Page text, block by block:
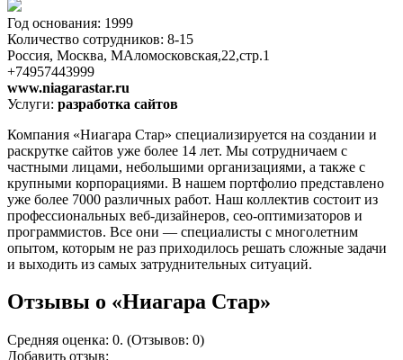
Год основания: 1999
Количество сотрудников: 8-15
Россия, Москва, МАломосковская,22,стр.1
+74957443999
www.niagarastar.ru
Услуги: разработка сайтов
Компания «Ниагара Стар» специализируется на создании и
раскрутке сайтов уже более 14 лет. Мы сотрудничаем с
частными лицами, небольшими организациями, а также с
крупными корпорациями. В нашем портфолио представлено
уже более 7000 различных работ. Наш коллектив состоит из
профессиональных веб-дизайнеров, сео-оптимизаторов и
программистов. Все они — специалисты с многолетним
опытом, которым не раз приходилось решать сложные задачи
и выходить из самых затруднительных ситуаций.
Отзывы о «Ниагара Стар»
Средняя оценка: 0. (Отзывов: 0)
Добавить отзыв: